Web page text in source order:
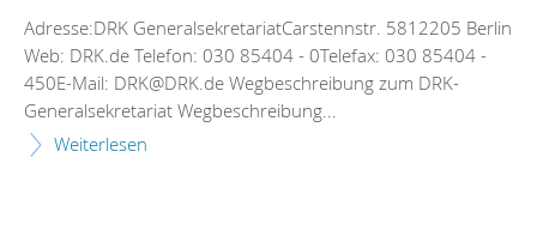
Adresse:DRK GeneralsekretariatCarstennstr. 5812205 Berlin
Web: DRK.de Telefon: 030 85404 - 0Telefax: 030 85404 -
450E-Mail: DRK@DRK.de Wegbeschreibung zum DRK-
Generalsekretariat Wegbeschreibung...
Weiterlesen